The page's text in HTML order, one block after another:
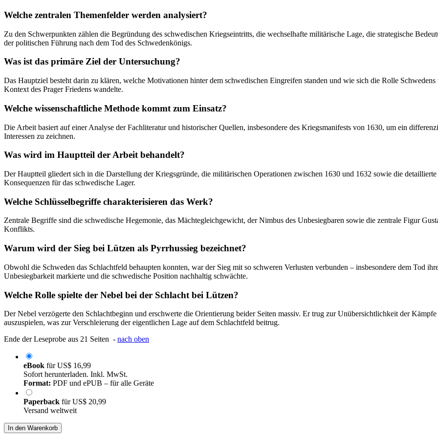
Welche zentralen Themenfelder werden analysiert?
Zu den Schwerpunkten zählen die Begründung des schwedischen Kriegseintritts, die wechselhafte militärische Lage, die strategische
der politischen Führung nach dem Tod des Schwedenkönigs.
Was ist das primäre Ziel der Untersuchung?
Das Hauptziel besteht darin zu klären, welche Motivationen hinter dem schwedischen Eingreifen standen und wie sich die Rolle
Kontext des Prager Friedens wandelte.
Welche wissenschaftliche Methode kommt zum Einsatz?
Die Arbeit basiert auf einer Analyse der Fachliteratur und historischer Quellen, insbesondere des Kriegsmanifests von 1630, um ein
Interessen zu zeichnen.
Was wird im Hauptteil der Arbeit behandelt?
Der Hauptteil gliedert sich in die Darstellung der Kriegsgründe, die militärischen Operationen zwischen 1630 und 1632 sowie die
Konsequenzen für das schwedische Lager.
Welche Schlüsselbegriffe charakterisieren das Werk?
Zentrale Begriffe sind die schwedische Hegemonie, das Mächtegleichgewicht, der Nimbus des Unbesiegbaren sowie die zentrale Figur
Konflikts.
Warum wird der Sieg bei Lützen als Pyrrhussieg bezeichnet?
Obwohl die Schweden das Schlachtfeld behaupten konnten, war der Sieg mit so schweren Verlusten verbunden – insbesondere dem Tod
Unbesiegbarkeit markierte und die schwedische Position nachhaltig schwächte.
Welche Rolle spielte der Nebel bei der Schlacht bei Lützen?
Der Nebel verzögerte den Schlachtbeginn und erschwerte die Orientierung beider Seiten massiv. Er trug zur Unübersichtlichkeit der
auszuspielen, was zur Verschleierung der eigentlichen Lage auf dem Schlachtfeld beitrug.
Ende der Leseprobe aus 21 Seiten - nach oben
eBook fürUS$ 16,99
Sofort herunterladen. Inkl. MwSt.
Format: PDF und ePUB – für alle Geräte
Paperback fürUS$ 20,99
Versand weltweit
In den Warenkorb